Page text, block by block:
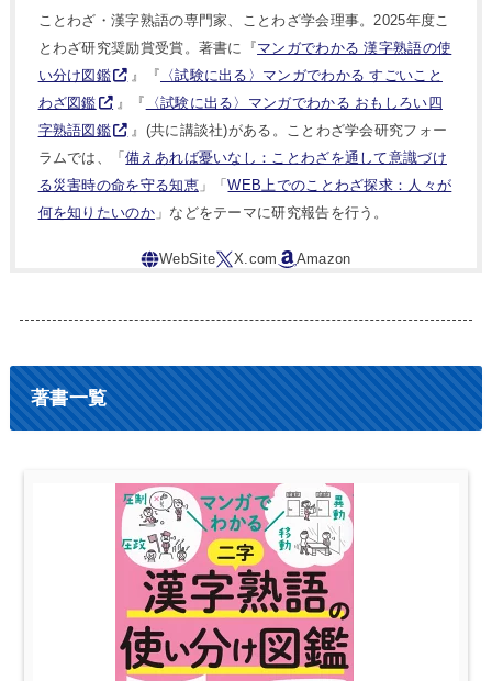
ことわざ・漢字熟語の専門家、ことわざ学会理事。2025年度こ
とわざ研究奨励賞受賞。著書に『マンガでわかる 漢字熟語の使
い分け図鑑
』『 〈試験に出る〉マンガでわかる すごいこと
わざ図鑑
』『
〈試験に出る〉マンガでわかる おもしろい四
字熟語図鑑
』(共に講談社)がある。ことわざ学会研究フォー
ラムでは、「備えあれば憂いなし：ことわざを通して意識づけ
る災害時の命を守る知恵」「WEB上でのことわざ探求：人々が
何を知りたいのか」などをテーマに研究報告を行う。
著書一覧